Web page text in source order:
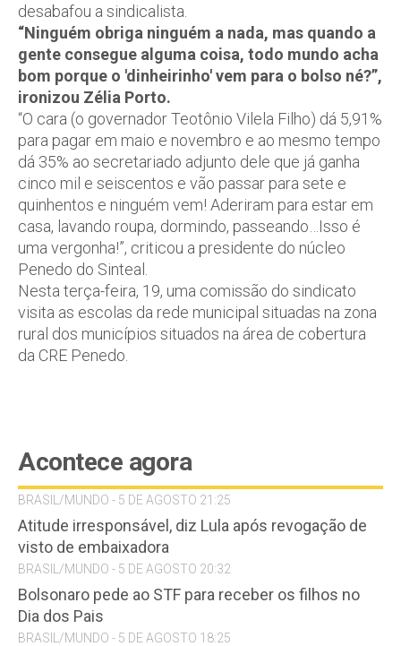
desabafou a sindicalista.
“Ninguém obriga ninguém a nada, mas quando a
gente consegue alguma coisa, todo mundo acha
bom porque o 'dinheirinho' vem para o bolso né?”,
ironizou Zélia Porto.
“O cara (o governador Teotônio Vilela Filho) dá 5,91%
para pagar em maio e novembro e ao mesmo tempo
dá 35% ao secretariado adjunto dele que já ganha
cinco mil e seiscentos e vão passar para sete e
quinhentos e ninguém vem! Aderiram para estar em
casa, lavando roupa, dormindo, passeando…Isso é
uma vergonha!”, criticou a presidente do núcleo
Penedo do Sinteal.
Nesta terça-feira, 19, uma comissão do sindicato
visita as escolas da rede municipal situadas na zona
rural dos municípios situados na área de cobertura
da CRE Penedo.
Acontece agora
BRASIL/MUNDO - 5 DE AGOSTO 21:25
Atitude irresponsável, diz Lula após revogação de
visto de embaixadora
BRASIL/MUNDO - 5 DE AGOSTO 20:32
Bolsonaro pede ao STF para receber os filhos no
Dia dos Pais
BRASIL/MUNDO - 5 DE AGOSTO 18:25